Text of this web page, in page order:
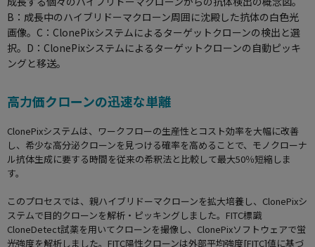
B：成長中のハイブリドーマクローン周囲に沈殿した抗体の白色光
画像。C：ClonePixシステムによるターゲットクローンの検出と選
択。D：ClonePixシステムによるターゲットクローンの自動ピッキ
ングと移送。
高力価クローンの迅速な単離
ClonePixシステムは、ワークフローの生産性とコスト効率を大幅に改善
し、希少な高分泌クローンを見つける確率を高めることで、モノクローナ
ル抗体生成に要する時間を従来の希釈法と比較して最大50％短縮しま
す。
このプロセスでは、親ハイブリドーマクローンを拡大培養し、ClonePixシ
ステムで目的クローンを解析・ピッキングしました。FITC標識
CloneDetect試薬を用いてクローンを撮像し、ClonePixソフトウェアで蛍
光強度を解析しました。FITC陽性クローンは外部平均強度[FITC]値に基づ